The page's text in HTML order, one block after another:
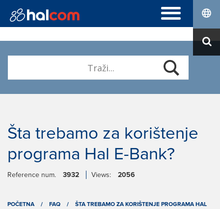
ČESTO POSTAVLJENA PITANJA
Hal E-Bank Corporate
Obnova
Instalacija Nexus Personal
O NAMA
Šta trebamo za korištenje
programa Hal E-Bank?
Reference num. 3932 Views: 2056
POČETNA / FAQ /
ŠTA TREBAMO ZA KORIŠTENJE PROGRAMA HAL